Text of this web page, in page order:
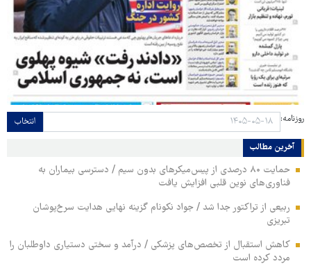
روزنامه: انتخاب
آخرین مطالب
حمایت ۸۰ درصدی از پیس‌میکرهای بدون سیم / دسترسی بیماران به
فناوری‌های نوین قلبی افزایش یافت
ربیعی از تراکتور جدا شد / جواد نکونام گزینه نهایی هدایت سرخ‌پوشان
تبریزی
کاهش استقبال از تخصص‌های پزشکی / درآمد و سختی دستیاری داوطلبان را
مردد کرده است